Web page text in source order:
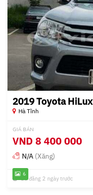
6
2019 Toyota HiLux
Hà Tĩnh
GIÁ BÁN
VND 8 400 000
N/A (Xăng)
Đã đăng 2 ngày trước